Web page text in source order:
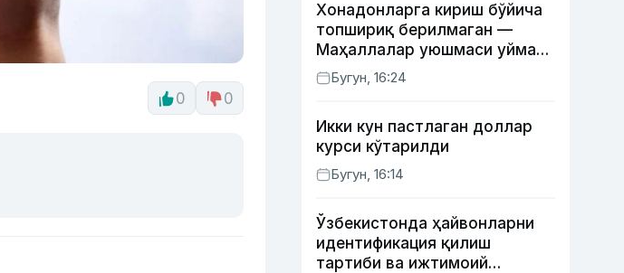
0 0
Хонадонларга кириш бўйича
топшириқ берилмаган —
Маҳаллалар уюшмаси уйма-
уй юрган масъуллар ҳақида
Бугун, 16:24
Икки кун пастлаган доллар
курси кўтарилди
Бугун, 16:14
Ўзбекистонда ҳайвонларни
идентификация қилиш
тартиби ва ижтимоий